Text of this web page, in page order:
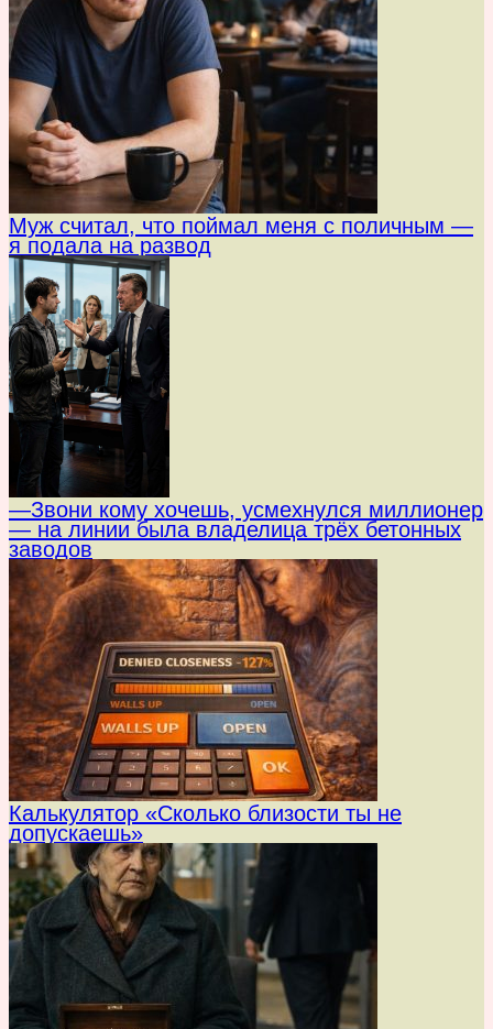
Муж считал, что поймал меня с поличным —
я подала на развод
—Звони кому хочешь, усмехнулся миллионер
— на линии была владелица трёх бетонных
заводов
Калькулятор «Сколько близости ты не
допускаешь»